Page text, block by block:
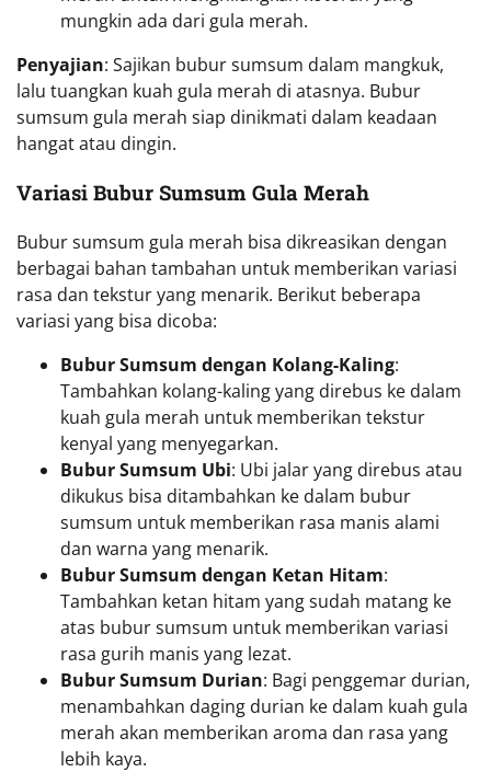
mungkin ada dari gula merah.
Penyajian: Sajikan bubur sumsum dalam mangkuk,
lalu tuangkan kuah gula merah di atasnya. Bubur
sumsum gula merah siap dinikmati dalam keadaan
hangat atau dingin.
Variasi Bubur Sumsum Gula Merah
Bubur sumsum gula merah bisa dikreasikan dengan
berbagai bahan tambahan untuk memberikan variasi
rasa dan tekstur yang menarik. Berikut beberapa
variasi yang bisa dicoba:
Bubur Sumsum dengan Kolang-Kaling:
Tambahkan kolang-kaling yang direbus ke dalam
kuah gula merah untuk memberikan tekstur
kenyal yang menyegarkan.
Bubur Sumsum Ubi: Ubi jalar yang direbus atau
dikukus bisa ditambahkan ke dalam bubur
sumsum untuk memberikan rasa manis alami
dan warna yang menarik.
Bubur Sumsum dengan Ketan Hitam:
Tambahkan ketan hitam yang sudah matang ke
atas bubur sumsum untuk memberikan variasi
rasa gurih manis yang lezat.
Bubur Sumsum Durian: Bagi penggemar durian,
menambahkan daging durian ke dalam kuah gula
merah akan memberikan aroma dan rasa yang
lebih kaya.